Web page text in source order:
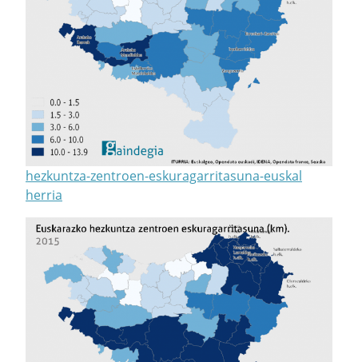
hezkuntza-zentroen-eskuragarritasuna-euskal
herria